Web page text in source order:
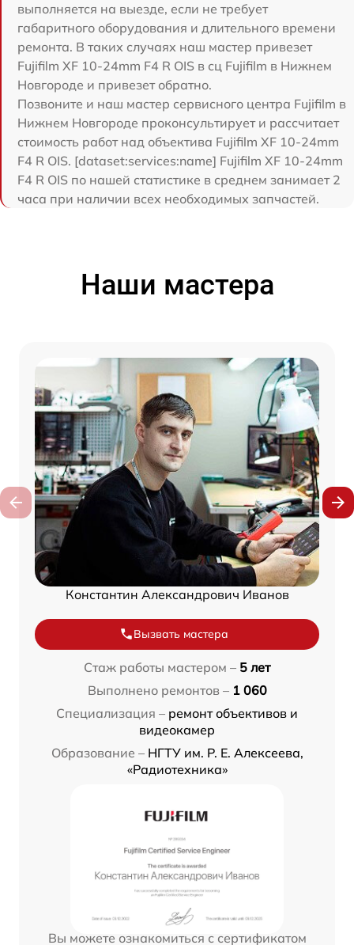
выполняется на выезде, если не требует
габаритного оборудования и длительного времени
ремонта. В таких случаях наш мастер привезет
Fujifilm XF 10-24mm F4 R OIS в сц Fujifilm в Нижнем
Новгороде и привезет обратно.
Позвоните и наш мастер сервисного центра Fujifilm в
Нижнем Новгороде проконсультирует и рассчитает
стоимость работ над объектива Fujifilm XF 10-24mm
F4 R OIS. [dataset:services:name] Fujifilm XF 10-24mm
F4 R OIS по нашей статистике в среднем занимает 2
часа при наличии всех необходимых запчастей.
Наши мастера
Константин Александрович Иванов
Вызвать мастера
Стаж работы мастером – 5 лет
Выполнено ремонтов – 1 060
Специализация – ремонт объективов и
видеокамер
Образование – НГТУ им. Р. Е. Алексеева,
«Радиотехника»
Вы можете ознакомиться с сертификатом